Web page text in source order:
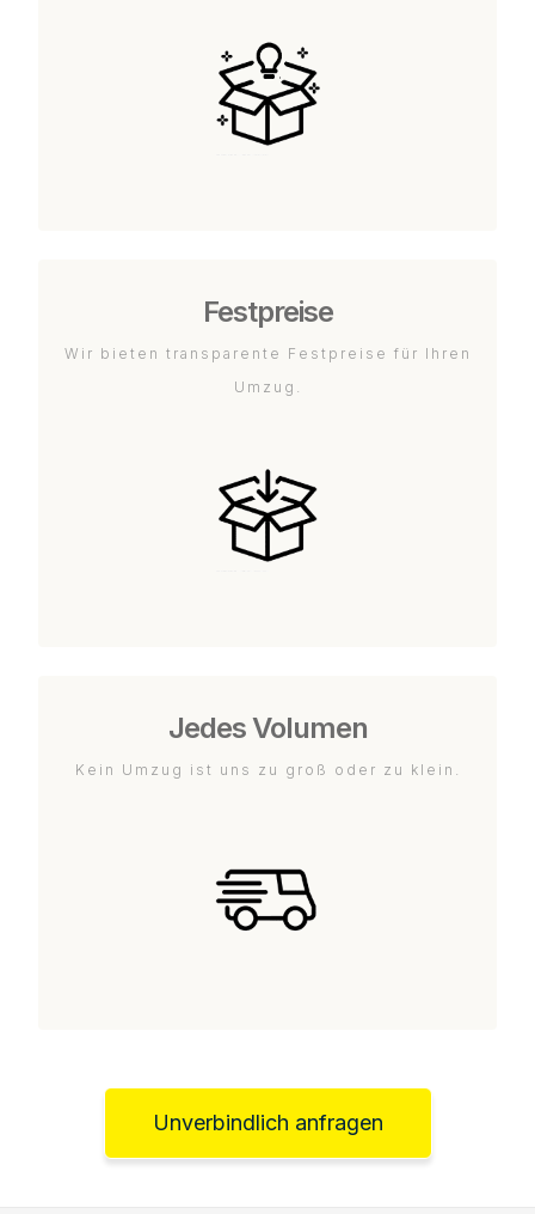
Festpreise
Wir bieten transparente Festpreise für Ihren
Umzug.
Jedes Volumen
Kein Umzug ist uns zu groß oder zu klein.
Unverbindlich anfragen